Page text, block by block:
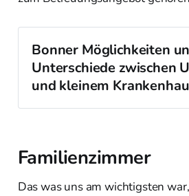
Bonner Möglichkeiten
Unterschiede zwischen
und kleinem
Familienzimmer
Das was uns am wichtigsten